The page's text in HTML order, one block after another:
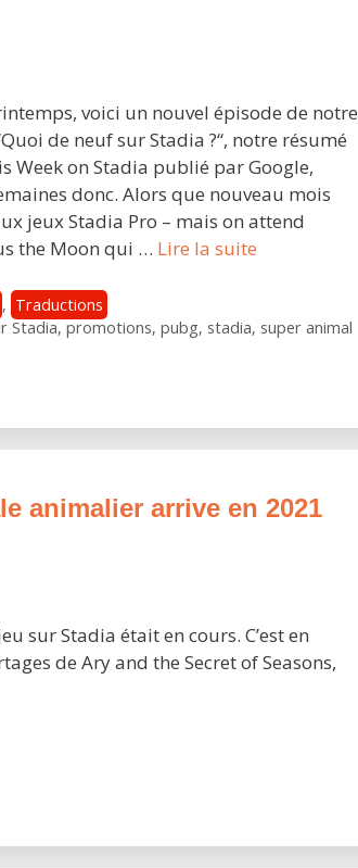
voici un nouvel épisode de notre
de neuf sur Stadia ?“, notre résumé
Week on Stadia publié par Google,
donc. Alors que nouveau mois
jeux Stadia Pro – mais on attend
the Moon qui … Lire la suite[05/04/22]
neuf
, Traductions
Stadia, promotions, pubg, stadia, super animal
animalier arrive en 2021
sur Stadia était en cours. C’est en
de Ary and the Secret of Seasons,